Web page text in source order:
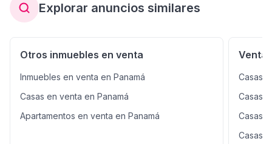
Explorar anuncios similares
Otros inmuebles en venta
Inmuebles en venta en Panamá
Casas en venta en Panamá
Apartamentos en venta en Panamá
Venta
Casas
Casas
Casas
Casas